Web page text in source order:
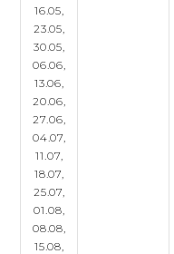
16.05,
23.05,
30.05,
06.06,
13.06,
20.06,
27.06,
04.07,
11.07,
18.07,
25.07,
01.08,
08.08,
15.08,